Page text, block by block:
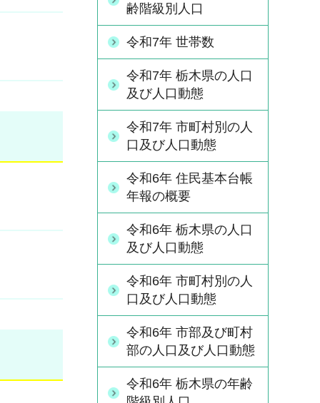
齢階級別人口
令和7年 世帯数
令和7年 栃木県の人口
及び人口動態
令和7年 市町村別の人
口及び人口動態
令和6年 住民基本台帳
年報の概要
令和6年 栃木県の人口
及び人口動態
令和6年 市町村別の人
口及び人口動態
令和6年 市部及び町村
部の人口及び人口動態
令和6年 栃木県の年齢